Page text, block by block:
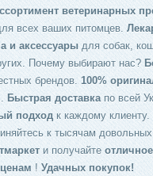
ветеринарных
всех ваших питомцев.
и аксессуары для собак,
Почему выбирают нас?
брендов. 100%
Быстрая доставка по всей
подход к каждому клиенту.
к тысячам довольных
и получайте
! Удачных покупок!